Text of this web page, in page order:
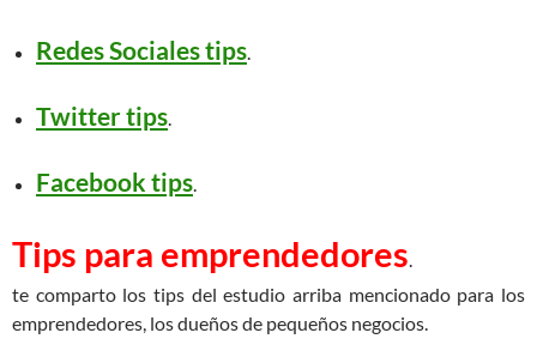
Redes Sociales tips.
Twitter tips.
Facebook tips.
Tips para emprendedores.
te comparto los tips del estudio arriba mencionado para los
emprendedores, los dueños de pequeños negocios.